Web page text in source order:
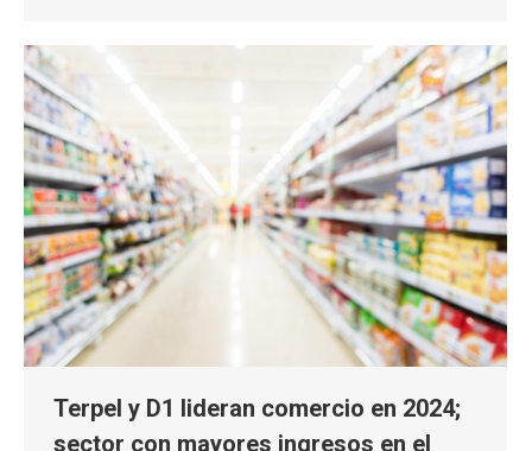
Terpel y D1 lideran comercio en 2024;
sector con mayores ingresos en el